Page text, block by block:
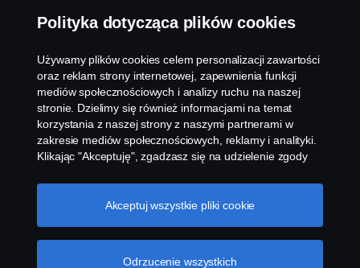
Polityka dotycząca plików cookies
Używamy plików cookies celem personalizacji zawartości
oraz reklam strony internetowej, zapewnienia funkcji
mediów społecznościowych i analizy ruchu na naszej
stronie. Dzielimy się również informacjami na temat
korzystania z naszej strony z naszymi partnerami w
zakresie mediów społecznościowych, reklamy i analityki.
Klikając "Akceptuję", zgadzasz się na udzielenie zgody
się informacjami. Możesz również zarządzać swoimi
plikami cookies, klikając na "Ustawienia plików cookies" i
Odrzucenie wszystkich
Akceptuj wszystkie pliki cookie